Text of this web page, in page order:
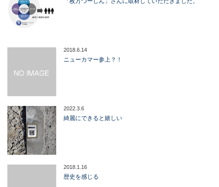
2018.6.14
ニューカマー参上？！
2022.3.6
綺麗にできると嬉しい
2018.1.16
歴史を感じる